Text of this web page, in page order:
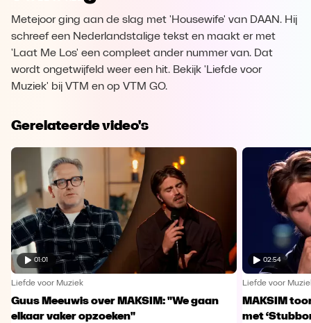
Metejoor ging aan de slag met 'Housewife' van DAAN. Hij
schreef een Nederlandstalige tekst en maakt er met
'Laat Me Los' een compleet ander nummer van. Dat
wordt ongetwijfeld weer een hit. Bekijk 'Liefde voor
Muziek' bij VTM en op VTM GO.
Gerelateerde video's
01:01
Liefde voor Muziek
Guus Meeuwis over MAKSIM: "We gaan
elkaar vaker opzoeken"
02:54
Liefde voor
MAKSIM
met